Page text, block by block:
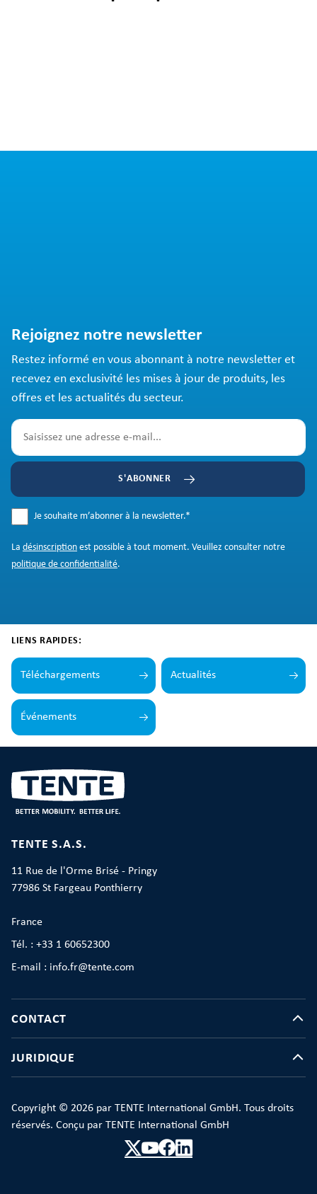
Rejoignez notre newsletter
Restez informé en vous abonnant à notre newsletter et
recevez en exclusivité les mises à jour de produits, les
offres et les actualités du secteur.
S'ABONNER
Je souhaite m’abonner à la newsletter.*
La désinscription est possible à tout moment. Veuillez consulter notre
politique de confidentialité.
LIENS RAPIDES:
Téléchargements Actualités
Événements
TENTE S.A.S.
11 Rue de l'Orme Brisé - Pringy
77986 St Fargeau Ponthierry
France
Tél. : +33 1 60652300
E-mail : info.fr@tente.com
CONTACT
JURIDIQUE
Copyright © 2026 par TENTE International GmbH. Tous droits
réservés. Conçu par TENTE International GmbH